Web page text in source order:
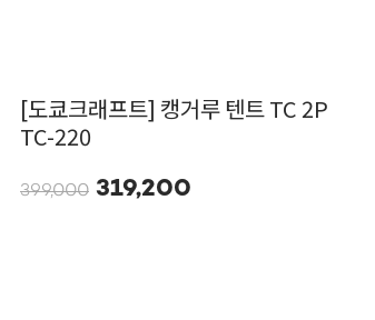
[도쿄크래프트] 캥거루 텐트 TC 2P
TC-220
399,000 319,200